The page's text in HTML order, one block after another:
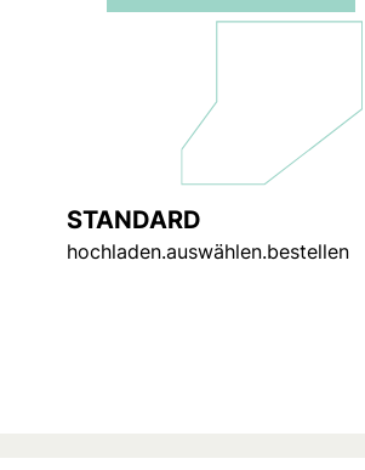
STANDARD
hochladen.auswählen.bestellen